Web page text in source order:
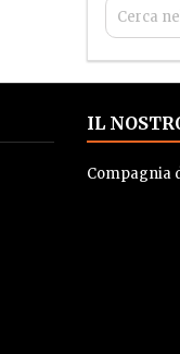
IL
Compagnia